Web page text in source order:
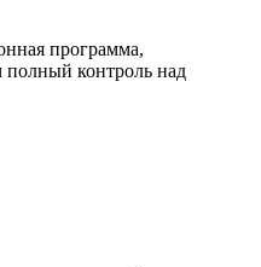
программа,
полный контроль над